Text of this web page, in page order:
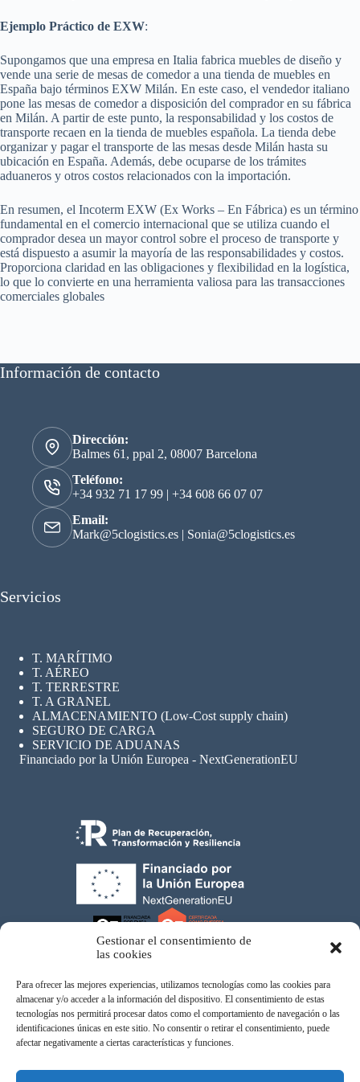
Gestionar el consentimiento de
las cookies
Para ofrecer las mejores experiencias, utilizamos tecnologías como las cookies para
almacenar y/o acceder a la información del dispositivo. El consentimiento de estas
tecnologías nos permitirá procesar datos como el comportamiento de navegación o las
identificaciones únicas en este sitio. No consentir o retirar el consentimiento, puede
afectar negativamente a ciertas características y funciones.
Ejemplo Práctico de EXW:
Supongamos que una empresa en Italia fabrica muebles de diseño y
vende una serie de mesas de comedor a una tienda de muebles en
España bajo términos EXW Milán. En este caso, el vendedor italiano
pone las mesas de comedor a disposición del comprador en su fábrica
en Milán. A partir de este punto, la responsabilidad y los costos de
transporte recaen en la tienda de muebles española. La tienda debe
organizar y pagar el transporte de las mesas desde Milán hasta su
ubicación en España. Además, debe ocuparse de los trámites
aduaneros y otros costos relacionados con la importación.
En resumen, el Incoterm EXW (Ex Works – En Fábrica) es un término
fundamental en el comercio internacional que se utiliza cuando el
comprador desea un mayor control sobre el proceso de transporte y
está dispuesto a asumir la mayoría de las responsabilidades y costos.
Proporciona claridad en las obligaciones y flexibilidad en la logística,
lo que lo convierte en una herramienta valiosa para las transacciones
comerciales globales
Información de contacto
Dirección:
Balmes 61, ppal 2, 08007 Barcelona
Teléfono:
+34 932 71 17 99 | +34 608 66 07 07
Email:
Mark@5clogistics.es | Sonia@5clogistics.es
Servicios
T. MARÍTIMO
T. AÉREO
T. TERRESTRE
T. A GRANEL
ALMACENAMIENTO (Low-Cost supply chain)
SEGURO DE CARGA
SERVICIO DE ADUANAS
Financiado por la Unión Europea - NextGenerationEU
Atom Eco Fordwading, SL © 2026